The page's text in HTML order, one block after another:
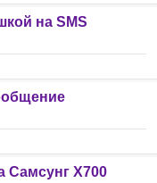
на SMS
Самсунг X700